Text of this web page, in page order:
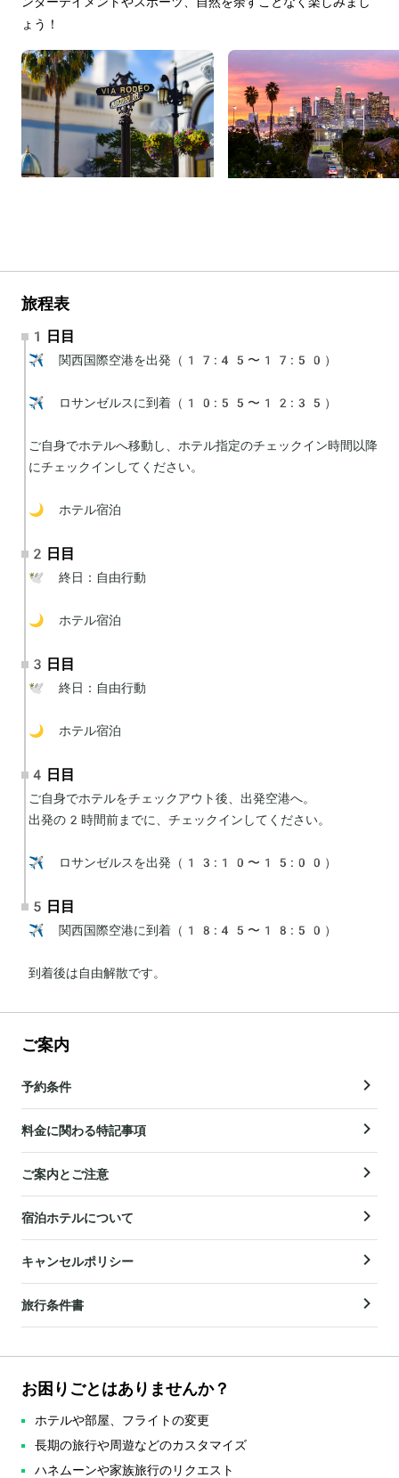
ょう！
旅程表
1日目
✈️ 関西国際空港を出発（17:45〜17:50）
✈️ ロサンゼルスに到着（10:55〜12:35）
ご自身でホテルへ移動し、ホテル指定のチェックイン時間以降
にチェックインしてください。
🌙 ホテル宿泊
2日目
🕊 終日：自由行動
🌙 ホテル宿泊
3日目
🕊 終日：自由行動
🌙 ホテル宿泊
4日目
ご自身でホテルをチェックアウト後、出発空港へ。
出発の2時間前までに、チェックインしてください。
✈️ ロサンゼルスを出発（13:10〜15:00）
5日目
✈️ 関西国際空港に到着（18:45〜18:50）
到着後は自由解散です。
ご案内
予約条件
料金に関わる特記事項
ご案内とご注意
宿泊ホテルについて
キャンセルポリシー
旅行条件書
お困りごとはありませんか？
ホテルや部屋、フライトの変更
長期の旅行や周遊などのカスタマイズ
ハネムーンや家族旅行のリクエスト